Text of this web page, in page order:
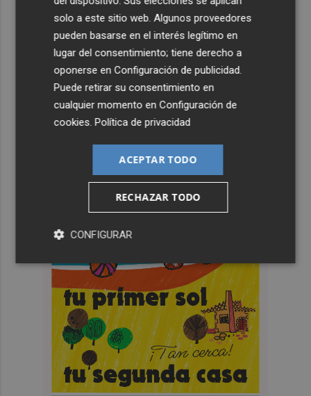
solo a este sitio web. Algunos proveedores
pueden basarse en el interés legítimo en
lugar del consentimiento; tiene derecho a
oponerse enConfiguración de publicidad.
Puede retirar su consentimiento en
cualquier momento enConfiguración de
cookies.Política de privacidad
ACEPTAR TODO
RECHAZAR TODO
CONFIGURAR